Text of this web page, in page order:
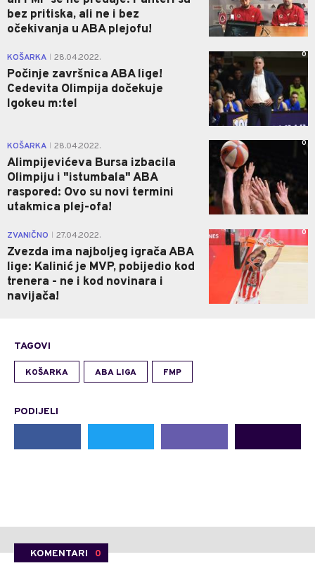
bez pritiska, ali ne i bez
očekivanja u ABA plejofu!
KOŠARKA 28.04.2022.
Počinje završnica ABA lige!
Cedevita Olimpija dočekuje
Igokeu m:tel
0
KOŠARKA 28.04.2022.
Alimpijevićeva Bursa izbacila
Olimpiju i "istumbala" ABA
raspored: Ovo su novi termini
utakmica plej-ofa!
0
ZVANIČNO 27.04.2022.
Zvezda ima najboljeg igrača ABA
lige: Kalinić je MVP, pobijedio kod
trenera - ne i kod novinara i
navijača!
0
TAGOVI
KOŠARKA ABA LIGA FMP
PODIJELI
KOMENTARI 0